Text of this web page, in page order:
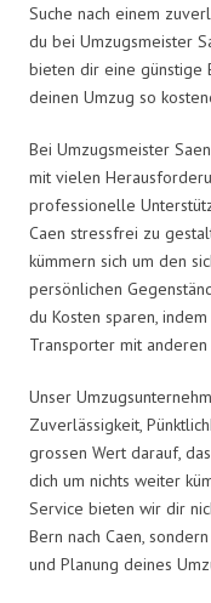
Suche nach einem
du bei Umzugsmeister
bieten dir eine günstige
deinen Umzug so
Bei Umzugsmeister
mit vielen
professionelle
Caen stressfrei zu
kümmern sich um den
persönlichen
du Kosten sparen,
Transporter mit
Unser
Zuverlässigkeit,
grossen Wert darauf,
dich um nichts weiter
Service bieten wir dir
Bern nach Caen,
und Planung deines